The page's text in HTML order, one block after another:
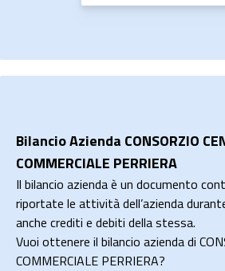
Bilancio Azienda CONSORZIO
COMMERCIALE PERRIERA
Il bilancio azienda è un documento
riportate le attività dell’azienda
anche crediti e debiti della stessa.
Vuoi ottenere il bilancio azienda di
COMMERCIALE PERRIERA?